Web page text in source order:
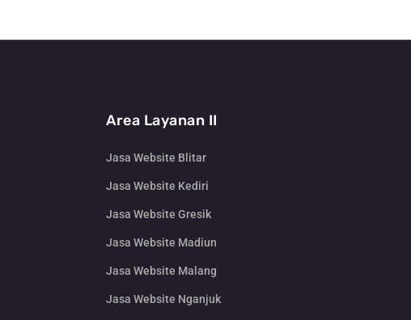
Area Layanan II
Jasa Website Blitar
Jasa Website Kediri
Jasa Website Gresik
Jasa Website Madiun
Jasa Website Malang
Jasa Website Nganjuk